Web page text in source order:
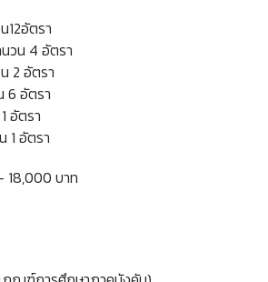
12อัตรา
วน 4 อัตรา
2 อัตรา
6 อัตรา
อัตรา
1 อัตรา
18,000 บาท